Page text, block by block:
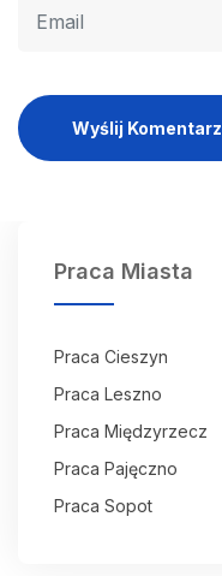
Wyślij Komentarz
Praca Miasta
Praca Cieszyn
Praca Leszno
Praca Międzyrzecz
Praca Pajęczno
Praca Sopot